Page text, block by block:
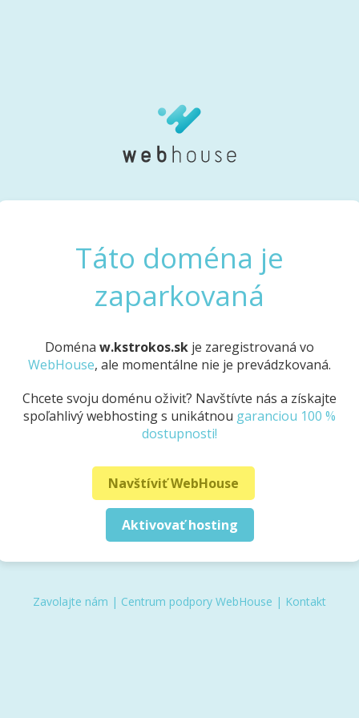
Táto doména je
zaparkovaná
Doména w.kstrokos.sk je zaregistrovaná vo
WebHouse, ale momentálne nie je prevádzkovaná.
Chcete svoju doménu oživiť? Navštívte nás a získajte
spoľahlivý webhosting s unikátnou garanciou 100 %
dostupnosti!
Navštíviť WebHouse
Aktivovať hosting
Zavolajte nám | Centrum podpory WebHouse | Kontakt